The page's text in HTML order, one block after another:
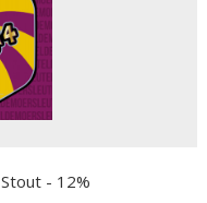
Stout - 12%